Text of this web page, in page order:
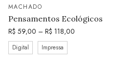
MACHADO
Pensamentos Ecológicos
R$ 59,00 – R$ 118,00
Digital Impressa